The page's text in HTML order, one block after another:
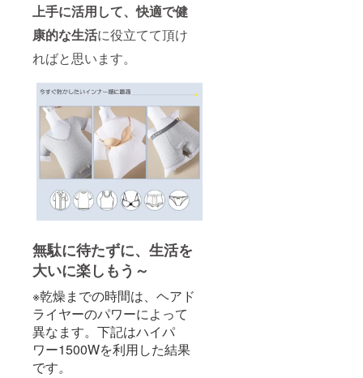
上手に活用して、快適で健
康的な生活に役立てて頂け
ればと思います。
無駄に待たずに、生活を
大いに楽しもう～
※乾燥までの時間は、ヘアド
ライヤーのパワーによって
異なます。下記はハイパ
ワー1500Wを利用した結果
です。